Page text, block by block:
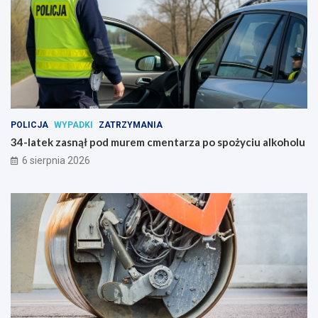
i
a
POLICJA WYPADKI ZATRZYMANIA
34-latek zasnął pod murem cmentarza po spożyciu alkoholu
6 sierpnia 2026